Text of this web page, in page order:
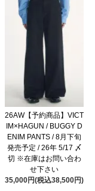
26AW【予約商品】VICT
IM×HAGUN / BUGGY D
ENIM PANTS / 8月下旬
発売予定 / 26年 5/17 〆
切 ※在庫はお問い合わ
せ下さい
35,000円(税込38,500円)